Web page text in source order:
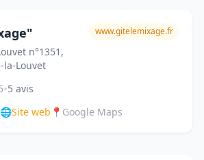
n°1351,
la-Louvet
www.gitelemixage.fr
•5 avis
🌐Site web 📍 Google Maps